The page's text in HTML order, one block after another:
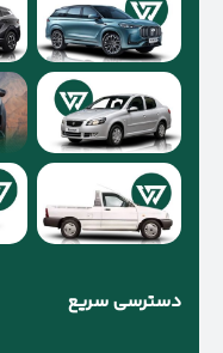
دسترسی سریع